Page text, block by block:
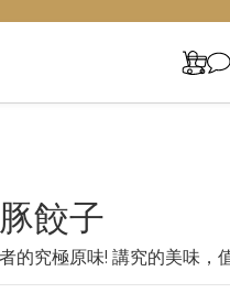
餃子
的究極原味! 講究的美味，